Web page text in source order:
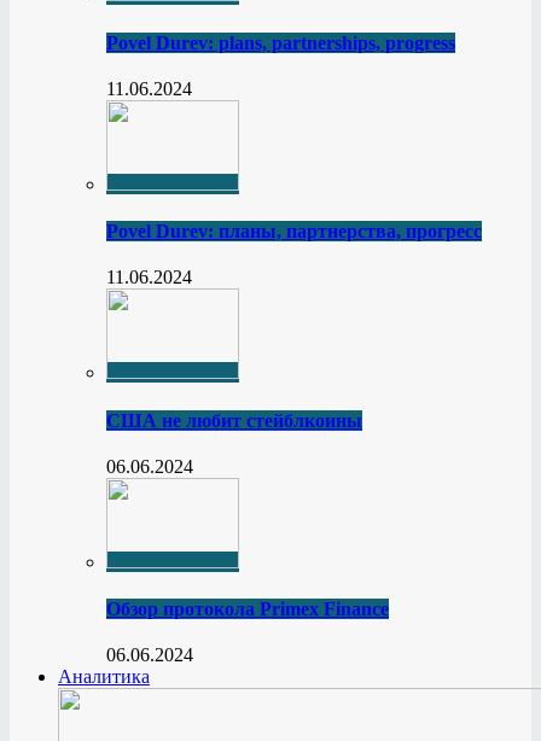
Povel Durev: plans, partnerships, progress
11.06.2024
Povel Durev: планы, партнерства, прогресс
11.06.2024
США не любит стейблкоины
06.06.2024
Обзор протокола Primex Finance
06.06.2024
Аналитика